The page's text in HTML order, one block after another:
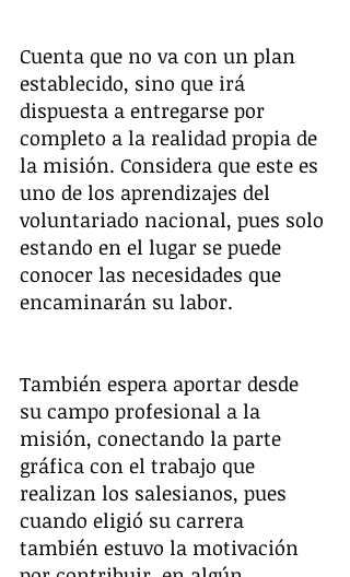
Cuenta que no va con un plan
establecido, sino que irá
dispuesta a entregarse por
completo a la realidad propia de
la misión. Considera que este es
uno de los aprendizajes del
voluntariado nacional, pues solo
estando en el lugar se puede
conocer las necesidades que
encaminarán su labor.
También espera aportar desde
su campo profesional a la
misión, conectando la parte
gráfica con el trabajo que
realizan los salesianos, pues
cuando eligió su carrera
también estuvo la motivación